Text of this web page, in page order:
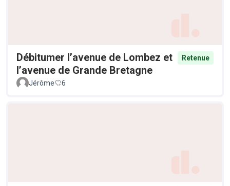
Débitumer l’avenue de Lombez et
l’avenue de Grande Bretagne
Retenue
Jérôme 6